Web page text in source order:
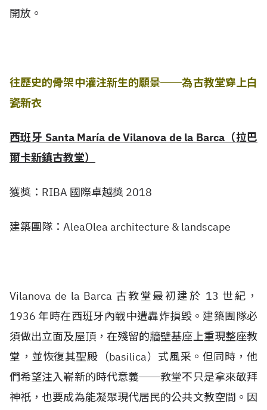
開放。
往歷史的骨架中灌注新生的願景──為古教堂穿上白
瓷新衣
西班牙 Santa María de Vilanova de la Barca（拉巴
爾卡新鎮古教堂）
獲獎：RIBA 國際卓越獎 2018
建築團隊：AleaOlea architecture & landscape
Vilanova de la Barca 古教堂最初建於 13 世紀，
1936 年時在西班牙內戰中遭轟炸損毀。建築團隊必
須做出立面及屋頂，在殘留的牆壁基座上重現整座教
堂，並恢復其聖殿（basilica）式風采。但同時，他
們希望注入嶄新的時代意義──教堂不只是拿來敬拜
神祇，也要成為能凝聚現代居民的公共文教空間。因